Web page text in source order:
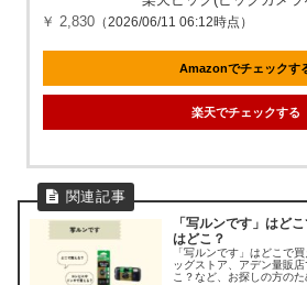
￥ 2,830 （2026/06/11 06:12時点）
Amazonでチェックす
楽天でチェックする
「写ルンです」はど
はどこ？
「写ルンです」はどこで
ッグストア、アデン量販
こ？など、お探しの方の